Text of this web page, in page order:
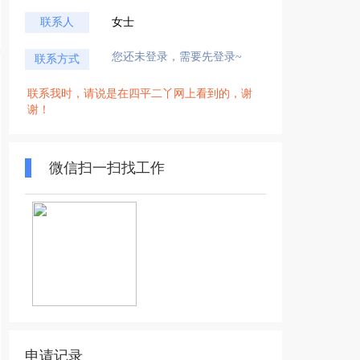
联系人 女士
联系方式 您还未登录，需要先登录~
联系我时，请说是在四平二丫网上看到的，谢
谢！
微信扫一扫找工作
申请记录